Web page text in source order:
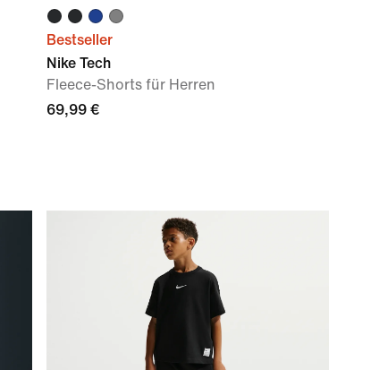
Bestseller
Nike Tech
Fleece-Shorts für Herren
69,99 €